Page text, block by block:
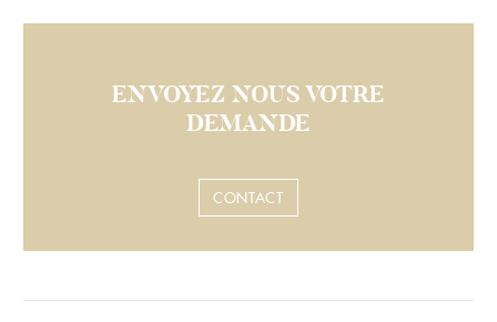
ENVOYEZ NOUS VOTRE
DEMANDE
CONTACT